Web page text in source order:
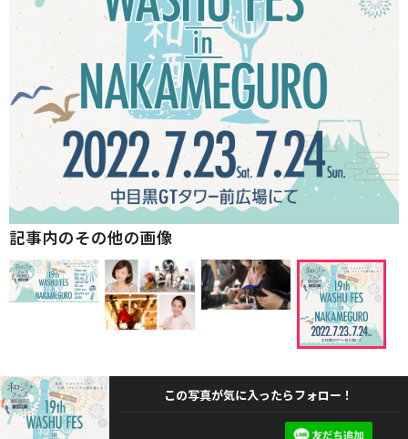
記事内のその他の画像
この写真が気に入ったらフォロー！